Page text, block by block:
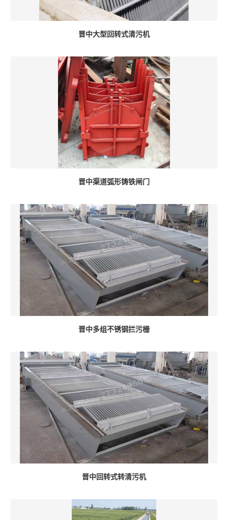
晋中大型回转式清污机
晋中渠道弧形铸铁闸门
晋中多组不锈钢拦污栅
晋中回转式转清污机